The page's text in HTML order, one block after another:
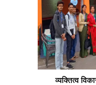
व्यक्तित्व